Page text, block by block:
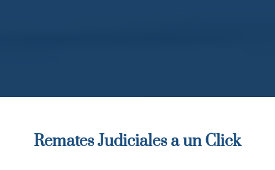
Remates Judiciales a un Click